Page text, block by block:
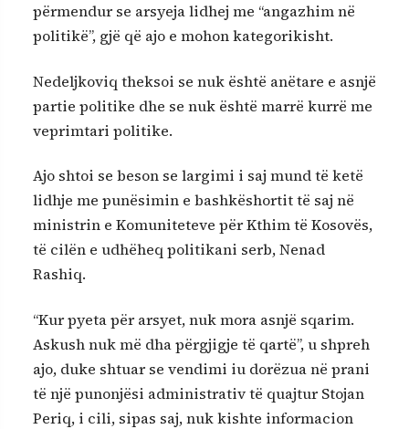
përmendur se arsyeja lidhej me “angazhim në
politikë”, gjë që ajo e mohon kategorikisht.
Nedeljkoviq theksoi se nuk është anëtare e asnjë
partie politike dhe se nuk është marrë kurrë me
veprimtari politike.
Ajo shtoi se beson se largimi i saj mund të ketë
lidhje me punësimin e bashkëshortit të saj në
ministrin e Komuniteteve për Kthim të Kosovës,
të cilën e udhëheq politikani serb, Nenad
Rashiq.
“Kur pyeta për arsyet, nuk mora asnjë sqarim.
Askush nuk më dha përgjigje të qartë”, u shpreh
ajo, duke shtuar se vendimi iu dorëzua në prani
të një punonjësi administrativ të quajtur Stojan
Periq, i cili, sipas saj, nuk kishte informacion